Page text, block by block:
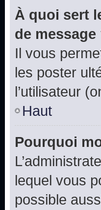
À quoi sert
de message
Il vous
les poster
l’utilisateur
Haut
Pourquoi
lequel vous
possible